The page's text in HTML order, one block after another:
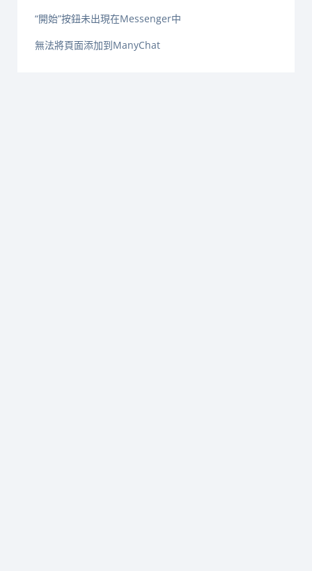
“開始”按鈕未出現在Messenger中
無法將頁面添加到ManyChat